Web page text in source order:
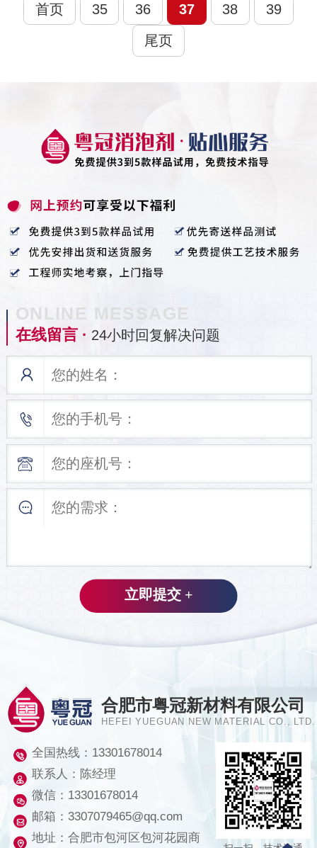
首页 35 36 37 38 39
尾页
ONLINE MESSAGE
在线留言 · 24小时回复解决问题
合肥市粤冠新材料有限公司
HEFEI YUEGUAN NEW MATERIAL CO., LTD.
全国热线： 13301678014
联系人：陈经理
微信：13301678014
邮箱：3307079465@qq.com
地址：合肥市包河区包河花园商